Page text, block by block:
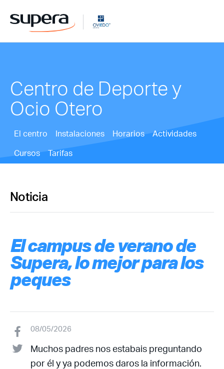
Centro de Deporte y
Ocio Otero
El centro Instalaciones Horarios
Actividades
Cursos
Tarifas
Noticia
El campus de verano de
Supera, lo mejor para los
peques
08/05/2026
Muchos padres nos estabais preguntando
por él y ya podemos daros la información.